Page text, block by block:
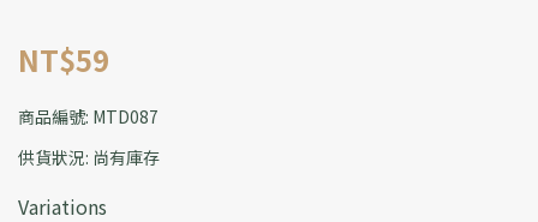
NT$59
商品編號: MTD087
供貨狀況: 尚有庫存
Variations